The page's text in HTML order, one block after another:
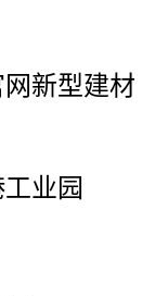
网新型建材
业园